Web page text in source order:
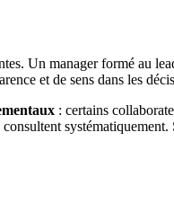
Un manager formé au
et de sens dans les
: certains